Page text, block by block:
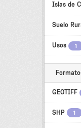
Islas de
Suelo
Usos 1
GEOTIFF
SHP 1